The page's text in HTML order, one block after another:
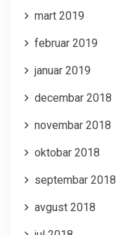
mart 2019
februar 2019
januar 2019
decembar 2018
novembar 2018
oktobar 2018
septembar 2018
avgust 2018